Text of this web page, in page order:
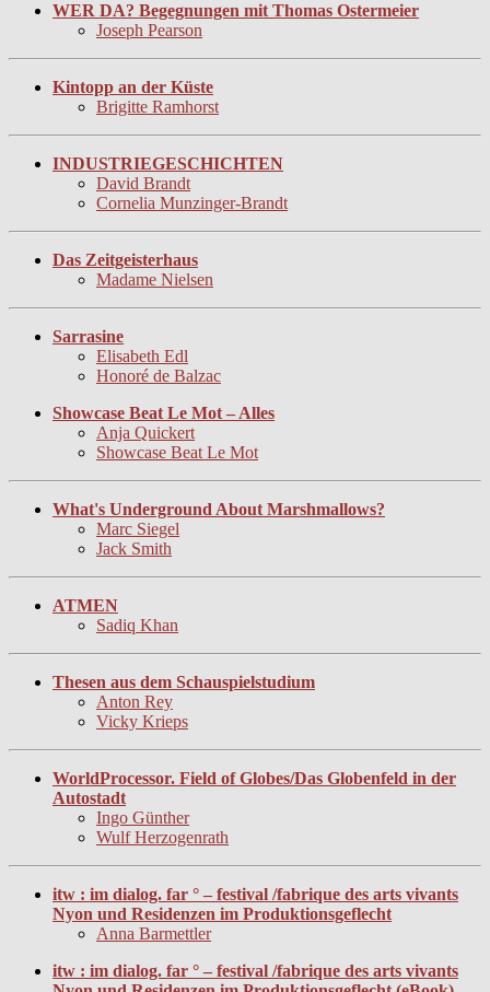
WER DA? Begegnungen mit Thomas Ostermeier
Joseph Pearson
Kintopp an der Küste
Brigitte Ramhorst
INDUSTRIEGESCHICHTEN
David Brandt
Cornelia Munzinger-Brandt
Das Zeitgeisterhaus
Madame Nielsen
Sarrasine
Elisabeth Edl
Honoré de Balzac
Showcase Beat Le Mot – Alles
Anja Quickert
Showcase Beat Le Mot
What's Underground About Marshmallows?
Marc Siegel
Jack Smith
ATMEN
Sadiq Khan
Thesen aus dem Schauspielstudium
Anton Rey
Vicky Krieps
WorldProcessor. Field of Globes/Das Globenfeld in der
Autostadt
Ingo Günther
Wulf Herzogenrath
itw : im dialog. far ° – festival /fabrique des arts vivants
Nyon und Residenzen im Produktionsgeflecht
Anna Barmettler
itw : im dialog. far ° – festival /fabrique des arts vivants